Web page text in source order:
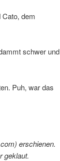
dem
schwer und
Puh, war das
erschienen.
geklaut.